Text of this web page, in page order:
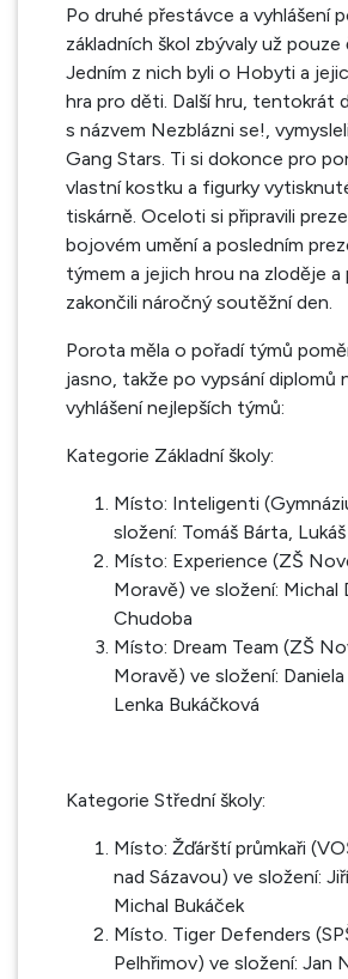
Po druhé přestávce a vyhlášení
základních škol zbývaly už
Jedním z nich byli o Hobyti a
hra pro děti. Další hru, tentokrát
s názvem Nezblázni se!,
Gang Stars. Ti si dokonce pro
vlastní kostku a figurky
tiskárně. Oceloti si připravili
bojovém umění a posledním
týmem a jejich hrou na zloděje
zakončili náročný soutěžní den.
Porota měla o pořadí týmů
jasno, takže po vypsání diplomů
vyhlášení nejlepších týmů:
Kategorie Základní školy:
Místo: Inteligenti
složení: Tomáš Bárta,
Místo: Experience (ZŠ
Moravě) ve složení: Michal
Chudoba
Místo: Dream Team (ZŠ
Moravě) ve složení:
Lenka Bukáčková
Kategorie Střední školy:
Místo: Žďárští průmkaři
nad Sázavou) ve složení:
Michal Bukáček
Místo. Tiger Defenders
Pelhřimov) ve složení: Jan